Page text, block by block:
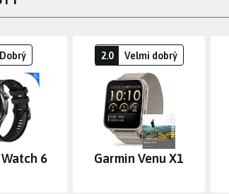
Dobrý
Watch 6
2.0 Velmi dobrý
Garmin Venu X1